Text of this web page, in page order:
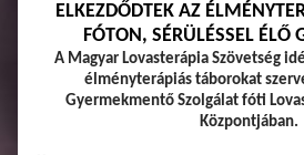
ELKEZDŐDTEK AZ
FÓTON, SÉRÜLÉSSEL ÉLŐ
A Magyar Lovasterápia Szövetség
élményterápiás táborokat
Gyermekmentő Szolgálat fóti
Központjában.